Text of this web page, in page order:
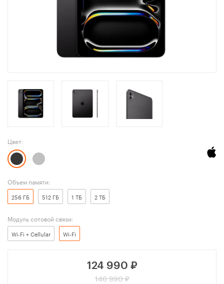
Цвет:
Объем памяти:
256 ГБ 512 ГБ 1 ТБ 2 ТБ
Модуль сотовой связи:
Wi-Fi + Cellular Wi-Fi
124 990 ₽
146 990 ₽